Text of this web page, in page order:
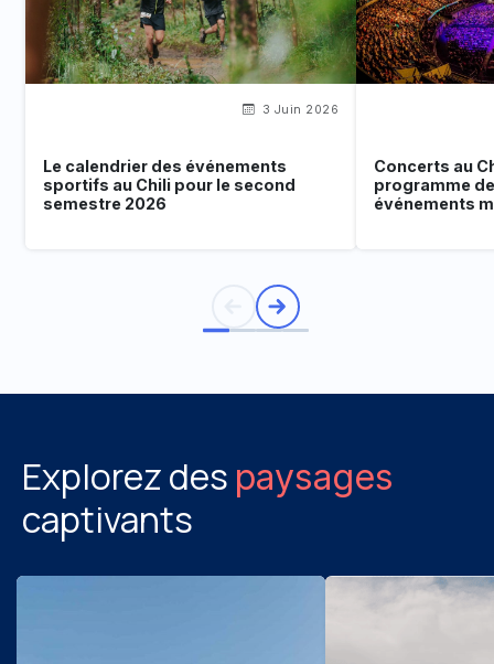
3 Juin 2026
Le calendrier des événements
sportifs au Chili pour le second
semestre 2026
Concerts au
programme
événements
Explorez des paysages
captivants